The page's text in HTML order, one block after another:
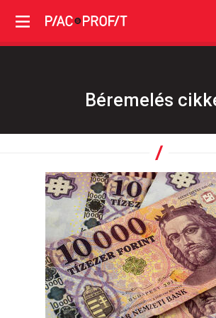
Béremelés